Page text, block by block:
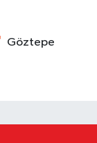
Göztepe